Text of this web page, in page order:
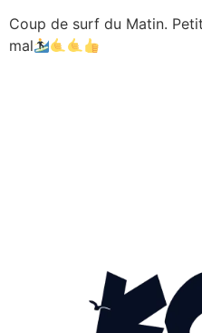
Coup de surf du Matin.
mal